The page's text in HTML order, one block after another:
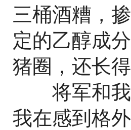
三桶酒糟，
定的乙醇成
猪圈，还长
将军和我
我在感到格